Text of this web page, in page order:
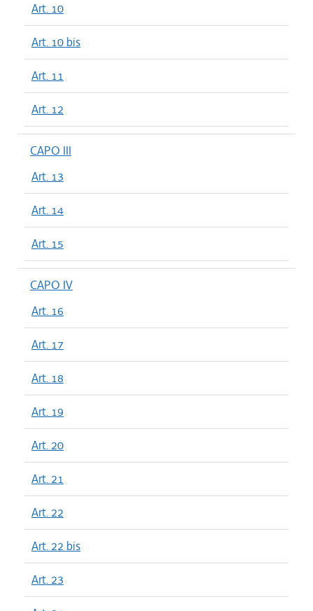
Art. 10
Art. 10 bis
Art. 11
Art. 12
CAPO III
Art. 13
Art. 14
Art. 15
CAPO IV
Art. 16
Art. 17
Art. 18
Art. 19
Art. 20
Art. 21
Art. 22
Art. 22 bis
Art. 23